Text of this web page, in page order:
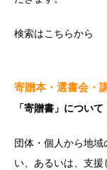
検索はこちらから
寄贈本・選書会・
「寄贈書」について
団体・個人から地
い、あるいは、支